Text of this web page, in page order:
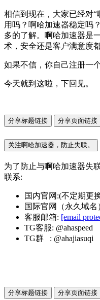
相信到现在，大家已经对
用吗？啊哈加速器稳定吗
多的了解。啊哈加速器是
术，安全还是客户满意度
如果不信，你自己注册一
今天就到这啦，下回见。
分享标题链接 分享页面链接
关注啊哈加速器，防止失联。
为了防止与啊哈加速器失
联系:
国内官网:(不定期更
国际官网（永久域名
客服邮箱: [email
TG客服: @ahaspeed
TG群 : @ahajiasuqi
分享标题链接 分享页面链接